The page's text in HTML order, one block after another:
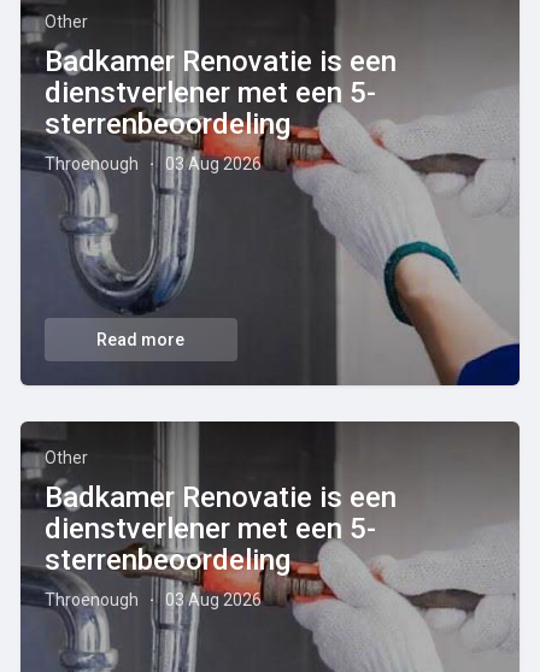
Other
Badkamer Renovatie is een
dienstverlener met een 5-
sterrenbeoordeling
Throenough · 03 Aug 2026
Read more
Other
Badkamer Renovatie is een
dienstverlener met een 5-
sterrenbeoordeling
Throenough · 03 Aug 2026